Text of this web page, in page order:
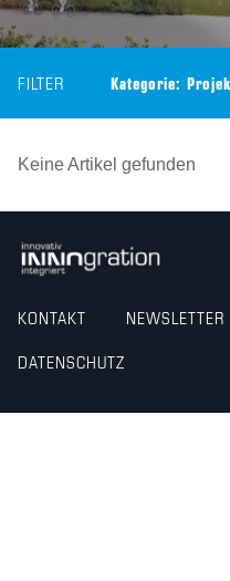
FILTER Kategorie:
Keine Artikel gefunden
KONTAKT NEWSLETTER
DATENSCHUTZ